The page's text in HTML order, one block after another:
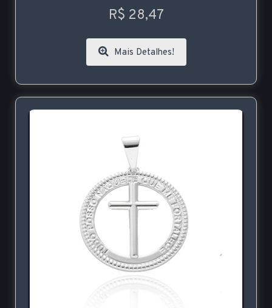
R$ 28,47
Mais Detalhes!